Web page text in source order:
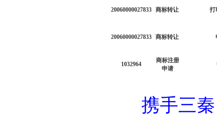
20060000027833 商标转让 打
20060000027833 商标转让
1032964
商标注册
申请
携手三